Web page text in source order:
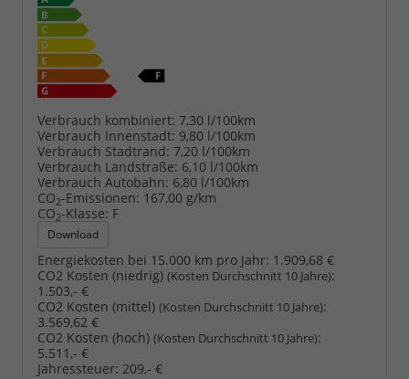
Verbrauch kombiniert: 7,30 l/100km
Verbrauch Innenstadt: 9,80 l/100km
Verbrauch Stadtrand: 7,20 l/100km
Verbrauch Landstraße: 6,10 l/100km
Verbrauch Autobahn: 6,80 l/100km
CO2-Emissionen: 167,00 g/km
CO2-Klasse: F
Download
Energiekosten bei 15.000 km pro Jahr: 1.909,68 €
CO2 Kosten (niedrig) (Kosten Durchschnitt 10 Jahre):
1.503,- €
CO2 Kosten (mittel) (Kosten Durchschnitt 10 Jahre):
3.569,62 €
CO2 Kosten (hoch) (Kosten Durchschnitt 10 Jahre):
5.511,- €
Jahressteuer: 209,- €